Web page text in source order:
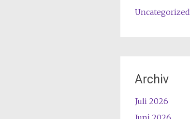
Uncategorized
Archiv
Juli 2026